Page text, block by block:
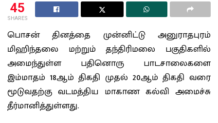
45
SHARES
பொசன் தினத்தை முன்னிட்டு அனுராதபுரம்
மிஹிந்தலை மற்றும் தந்திரிமலை பகுதிகளில்
அமைந்துள்ள பதினொரு பாடசாலைகளை
இம்மாதம் 18ஆம் திகதி முதல் 20ஆம் திகதி வரை
மூடுவதற்கு வடமத்திய மாகாண கல்வி அமைச்சு
தீர்மானித்துள்ளது.